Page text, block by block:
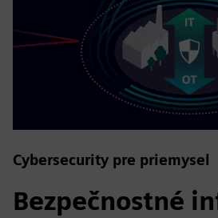
Cybersecurity pre priemysel
Bezpečnostné